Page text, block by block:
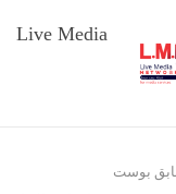
Live Media
بوست